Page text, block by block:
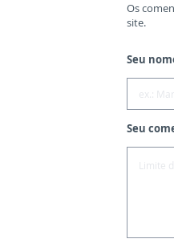
Os
site.
Seu
Seu